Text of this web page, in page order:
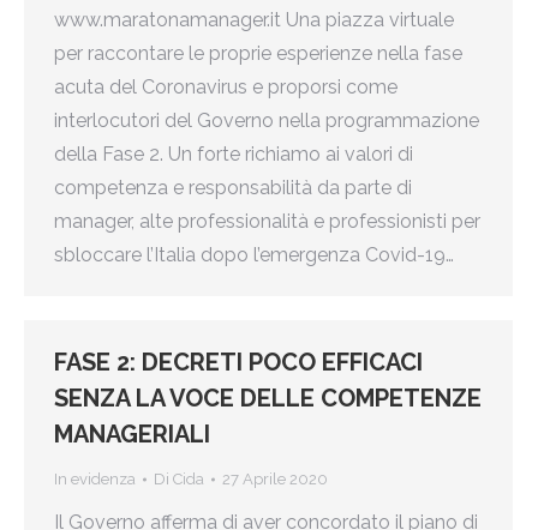
www.maratonamanager.it Una piazza virtuale
per raccontare le proprie esperienze nella fase
acuta del Coronavirus e proporsi come
interlocutori del Governo nella programmazione
della Fase 2. Un forte richiamo ai valori di
competenza e responsabilità da parte di
manager, alte professionalità e professionisti per
sbloccare l’Italia dopo l’emergenza Covid-19…
FASE 2: DECRETI POCO EFFICACI
SENZA LA VOCE DELLE COMPETENZE
MANAGERIALI
In evidenza Di Cida 27 Aprile 2020
Il Governo afferma di aver concordato il piano di